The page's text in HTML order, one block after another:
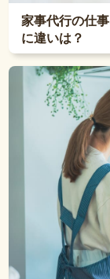
家事代行の仕
に違いは？